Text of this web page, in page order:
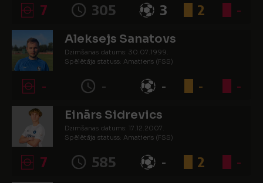
7 305 3 2 -
Aleksejs Sanatovs
Dzimšanas datums: 30.07.1999.
Spēlētāja statuss: Amatieris (FSS)
- - - - -
Einārs Sidrevics
Dzimšanas datums: 17.12.2007.
Spēlētāja statuss: Amatieris (FSS)
7 585 - 2 -